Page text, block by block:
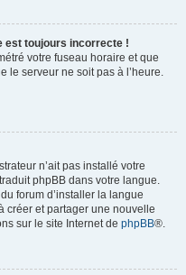
est toujours incorrecte !
votre fuseau horaire et que
le serveur ne soit pas à l’heure.
n’ait pas installé votre
phpBB dans votre langue.
forum d’installer la langue
créer et partager une nouvelle
sur le site Internet de phpBB®.